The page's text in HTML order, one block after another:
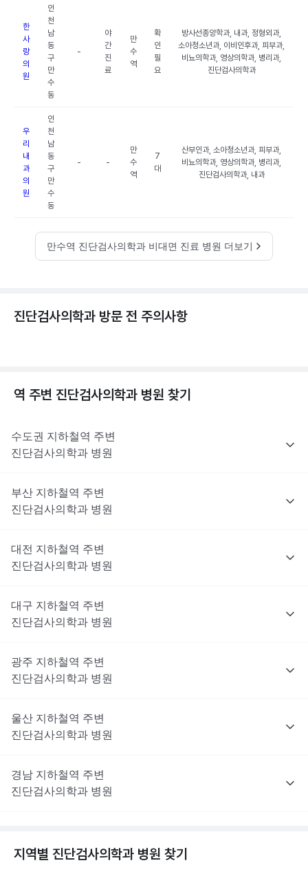
한
사
랑
의
원
인
천
남
동
구
만
수
동
-
야
간
진
료
만
수
역
확
인
필
요
방사선종양학과, 내과, 정형외과,
소아청소년과, 이비인후과, 피부과,
비뇨의학과, 영상의학과, 병리과,
진단검사의학과
우
리
내
과
의
원
인
천
남
동
구
만
수
동
- -
만
수
역
7
대
산부인과, 소아청소년과, 피부과,
비뇨의학과, 영상의학과, 병리과,
진단검사의학과, 내과
만수역 진단검사의학과 비대면 진료 병원 더보기
진단검사의학과 방문 전 주의사항
역 주변 진단검사의학과 병원 찾기
수도권 지하철역 주변
진단검사의학과 병원
부산 지하철역 주변
진단검사의학과 병원
대전 지하철역 주변
진단검사의학과 병원
대구 지하철역 주변
진단검사의학과 병원
광주 지하철역 주변
진단검사의학과 병원
울산 지하철역 주변
진단검사의학과 병원
경남 지하철역 주변
진단검사의학과 병원
지역별 진단검사의학과 병원 찾기